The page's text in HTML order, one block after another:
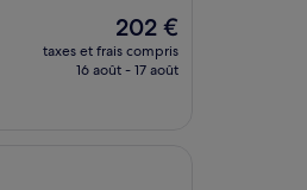
Le
nouveau
prix
202 €
taxes et frais compris
16 août - 17 août